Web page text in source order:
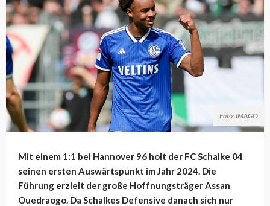
Foto: IMAGO
Mit einem 1:1 bei Hannover 96 holt der FC Schalke 04
seinen ersten Auswärtspunkt im Jahr 2024. Die
Führung erzielt der große Hoffnungsträger Assan
Ouedraogo. Da Schalkes Defensive danach sich nur